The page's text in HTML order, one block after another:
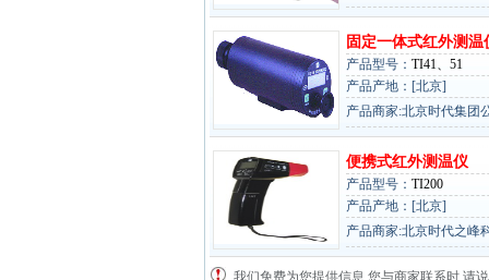
固定一体式红外测温
产品型号： TI41、51
产品产地：[北京]
产品商家:北京时代集团
便携式红外测温仪
产品型号： TI200
产品产地：[北京]
产品商家:北京时代之峰
我们免费为您提供信息,您与商家联系时,请